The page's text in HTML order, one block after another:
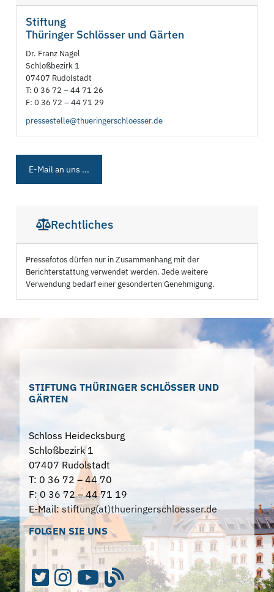
Stiftung
Thüringer Schlösser und Gärten
Dr. Franz Nagel
Schloßbezirk 1
07407 Rudolstadt
T: 0 36 72 – 44 71 26
F: 0 36 72 – 44 71 29
pressestelle@thueringerschloesser.de
E-Mail an uns ...
Rechtliches
Pressefotos dürfen nur in Zusammenhang mit der
Berichterstattung verwendet werden. Jede weitere
Verwendung bedarf einer gesonderten Genehmigung.
STIFTUNG THÜRINGER SCHLÖSSER UND
GÄRTEN
Schloss Heidecksburg
Schloßbezirk 1
07407 Rudolstadt
T: 0 36 72 – 44 70
F: 0 36 72 – 44 71 19
E-Mail:stiftung(at)thueringerschloesser.de
FOLGEN SIE UNS